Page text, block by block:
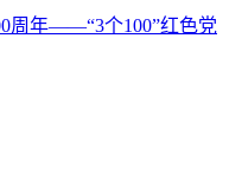
周年——“3个100”红色党